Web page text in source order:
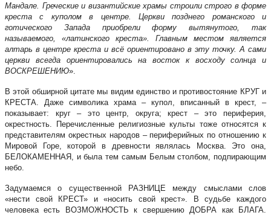
Мандале. Греческие и византийские храмы строили строго в форме
креста с куполом в центре. Церкви позднего романского и
готического Запада приобрели форму вытянутого, так
называемого, «латинского креста». Главным местом является
алтарь в центре креста и всё ориентировано в эту точку. А сами
церкви всегда ориентировались на восток к восходу солнца и
ВОСКРЕШЕНИЮ».
В этой обширной цитате мы видим единство и противостояние КРУГ и
КРЕСТА. Даже символика храма – купол, вписанный в крест, –
показывает: круг – это центр, округа; крест – это периферия,
окрестность. Перечисленные религиозные культы тоже относятся к
представителям окрестных народов – периферийных по отношению к
Мировой Горе, которой в древности являлась Москва. Это она,
БЕЛОКАМЕННАЯ, и была тем самым Белым столбом, подпирающим
небо.
Задумаемся о существенной РАЗНИЦЕ между смыслами слов
«нести свой КРЕСТ» и «носить свой крест». В судьбе каждого
человека есть ВОЗМОЖНОСТЬ к свершению ДОБРА как БЛАГА.